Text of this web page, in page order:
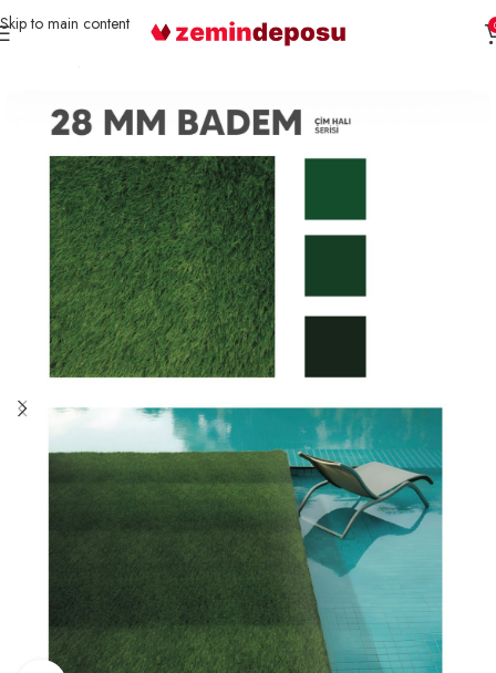
Skip to main content